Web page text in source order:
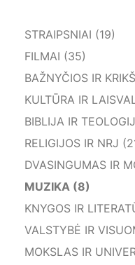
STRAIPSNIAI (19)
FILMAI (35)
BAŽNYČIOS IR
KULTŪRA IR
BIBLIJA IR
RELIGIJOS IR NRJ
DVASINGUMAS IR
MUZIKA (8)
KNYGOS IR
VALSTYBĖ IR
MOKSLAS IR